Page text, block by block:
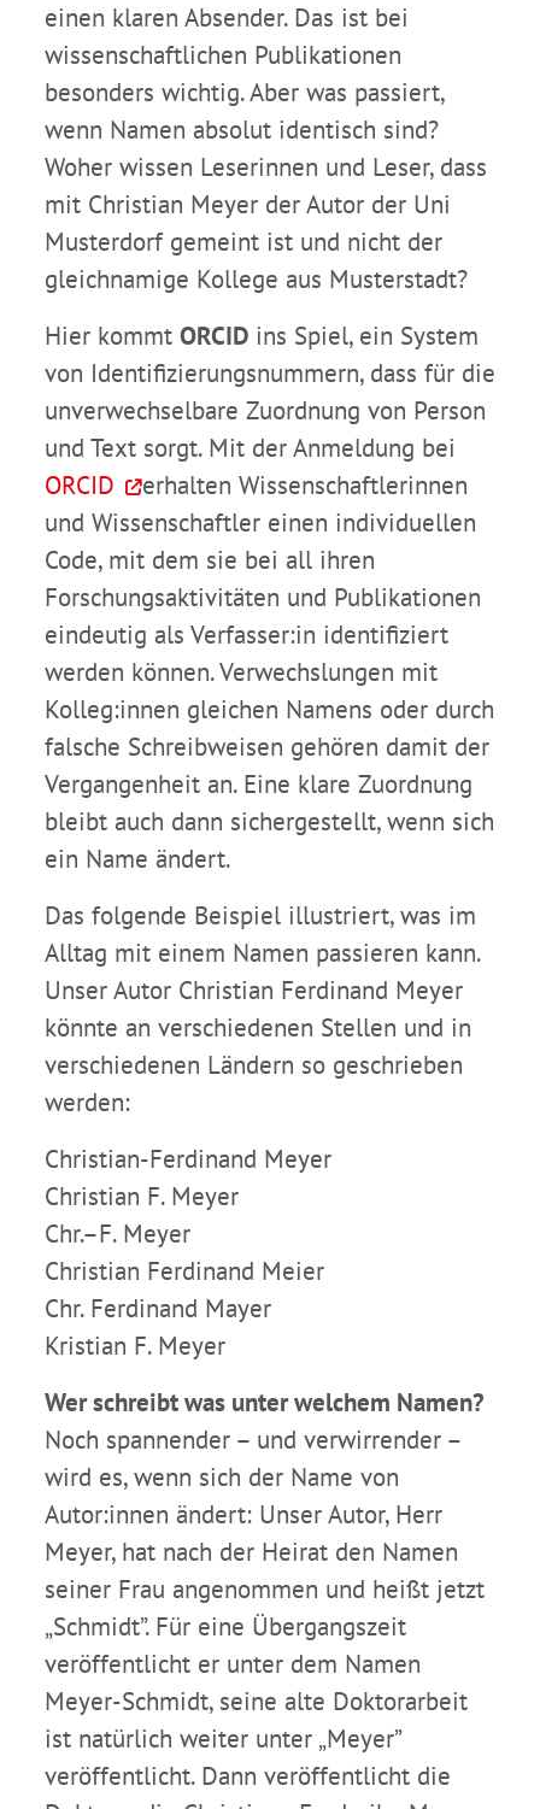
einen klaren Absender. Das ist bei
wissenschaftlichen Publikationen
besonders wichtig. Aber was passiert,
wenn Namen absolut identisch sind?
Woher wissen Leserinnen und Leser, dass
mit Christian Meyer der Autor der Uni
Musterdorf gemeint ist und nicht der
gleichnamige Kollege aus Musterstadt?
Hier kommt ORCID ins Spiel, ein System
von Identifizierungsnummern, dass für die
unverwechselbare Zuordnung von Person
und Text sorgt. Mit der Anmeldung bei
ORCID
erhalten Wissenschaftlerinnen
und Wissenschaftler einen individuellen
Code, mit dem sie bei all ihren
Forschungsaktivitäten und Publikationen
eindeutig als Verfasser:in identifiziert
werden können. Verwechslungen mit
Kolleg:innen gleichen Namens oder durch
falsche Schreibweisen gehören damit der
Vergangenheit an. Eine klare Zuordnung
bleibt auch dann sichergestellt, wenn sich
ein Name ändert.
Das folgende Beispiel illustriert, was im
Alltag mit einem Namen passieren kann.
Unser Autor Christian Ferdinand Meyer
könnte an verschiedenen Stellen und in
verschiedenen Ländern so geschrieben
werden:
Christian-Ferdinand Meyer
Christian F. Meyer
Chr.–F. Meyer
Christian Ferdinand Meier
Chr. Ferdinand Mayer
Kristian F. Meyer
Wer schreibt was unter welchem Namen?
Noch spannender – und verwirrender –
wird es, wenn sich der Name von
Autor:innen ändert: Unser Autor, Herr
Meyer, hat nach der Heirat den Namen
seiner Frau angenommen und heißt jetzt
„Schmidt”. Für eine Übergangszeit
veröffentlicht er unter dem Namen
Meyer-Schmidt, seine alte Doktorarbeit
ist natürlich weiter unter „Meyer”
veröffentlicht. Dann veröffentlicht die